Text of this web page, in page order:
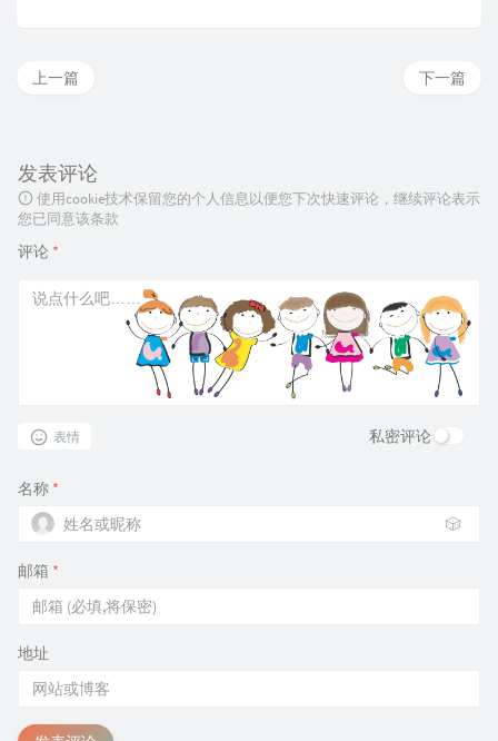
下一篇
上一篇
发表评论
使用cookie技术保留您的个人信息以便您下次快速评论，继续评论表示
您已同意该条款
评论 *
表情 私密评论
名称 *
🎲
邮箱 *
地址